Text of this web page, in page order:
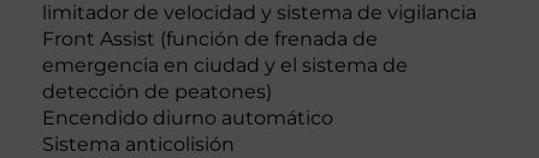
limitador de velocidad y sistema de vigilancia
Front Assist (función de frenada de
emergencia en ciudad y el sistema de
detección de peatones)
Encendido diurno automático
Sistema anticolisión